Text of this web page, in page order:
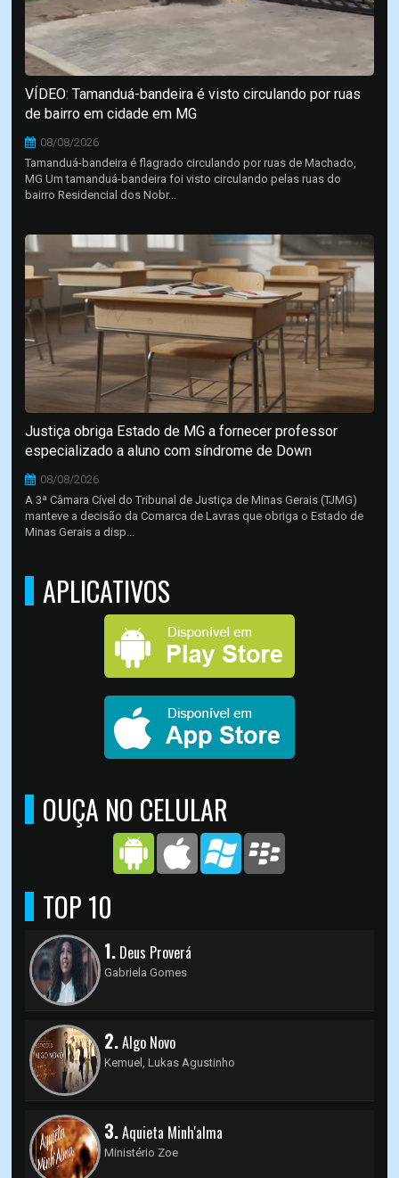
VÍDEO: Tamanduá-bandeira é visto circulando por ruas
de bairro em cidade em MG
08/08/2026
Tamanduá-bandeira é flagrado circulando por ruas de Machado,
MG Um tamanduá-bandeira foi visto circulando pelas ruas do
bairro Residencial dos Nobr...
Justiça obriga Estado de MG a fornecer professor
especializado a aluno com síndrome de Down
08/08/2026
A 3ª Câmara Cível do Tribunal de Justiça de Minas Gerais (TJMG)
manteve a decisão da Comarca de Lavras que obriga o Estado de
Minas Gerais a disp...
APLICATIVOS
OUÇA NO CELULAR
TOP 10
1. Deus Proverá
Gabriela Gomes
2.Algo Novo
Kemuel, Lukas Agustinho
3.Aquieta Minh'alma
Ministério Zoe